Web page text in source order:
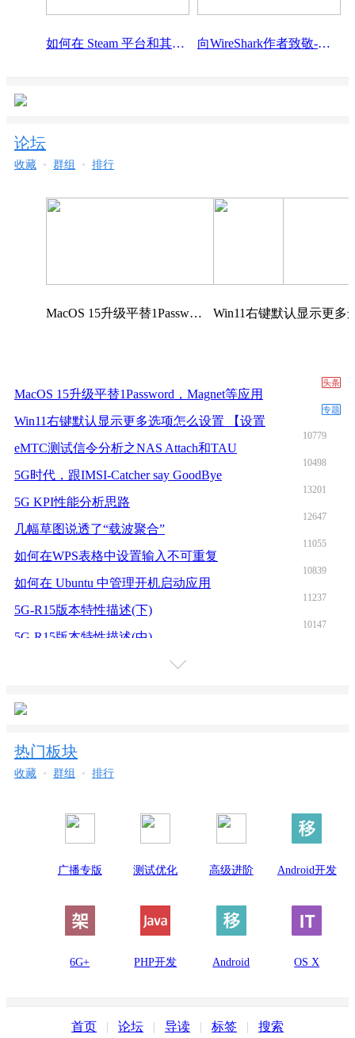
如何在 Steam 平台和其他隐藏的快捷方式上 向WireShark作者致敬-WireShark的前世今生
论坛
收藏 • 群组 • 排行
MacOS 15升级平替1Password，Magnet等应用
头条
MacOS 15升级平替1Password，Magnet等应用
专题
Win11右键默认显示更多选项怎么设置 【设置
10779
eMTC测试信令分析之NAS Attach和TAU
10498
5G时代，跟IMSI-Catcher say GoodBye
13201
5G KPI性能分析思路
12647
几幅草图说透了“载波聚合”
11055
如何在WPS表格中设置输入不可重复
10839
如何在 Ubuntu 中管理开机启动应用
11237
5G-R15版本特性描述(下)
10147
5G-R15版本特性描述(中)
5G与LTE双连接技术架构的选择分析
Android AOSP基础（一）VirtualBox 安装 Ub
如何让Windows 10中的指定文件夹对大小写敏
9787
Android Studio去除项目无用的资源
9676
8108
ubuntu系统设置东西少了很多，重新安装系统
千兆LTE--4G数据传输与速率分析（七）
热门板块
收藏 • 群组 • 排行
广播专版 测试优化 高级进阶 Android开发
6G+ PHP开发 Android OS X
首页 | 论坛 | 导读 | 标签 | 搜索